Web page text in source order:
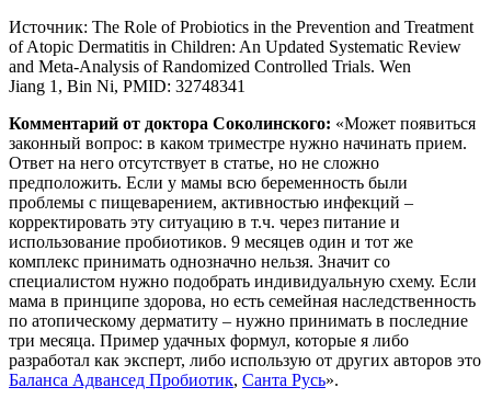
Источник: The Role of Probiotics in the Prevention and Treatment
of Atopic Dermatitis in Children: An Updated Systematic Review
and Meta-Analysis of Randomized Controlled Trials. Wen
Jiang 1, Bin Ni, PMID: 32748341
Комментарий от доктора Соколинского: «Может появиться
законный вопрос: в каком триместре нужно начинать прием.
Ответ на него отсутствует в статье, но не сложно
предположить. Если у мамы всю беременность были
проблемы с пищеварением, активностью инфекций –
корректировать эту ситуацию в т.ч. через питание и
использование пробиотиков. 9 месяцев один и тот же
комплекс принимать однозначно нельзя. Значит со
специалистом нужно подобрать индивидуальную схему. Если
мама в принципе здорова, но есть семейная наследственность
по атопическому дерматиту – нужно принимать в последние
три месяца. Пример удачных формул, которые я либо
разработал как эксперт, либо использую от других авторов это
Баланса Адвансед Пробиотик, Санта Русь».